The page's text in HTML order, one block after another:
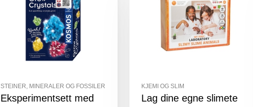
STEINER, MINERALER OG FOSSILER
Eksperimentsett med
KJEMI OG SLIM
Lag dine egne slimete